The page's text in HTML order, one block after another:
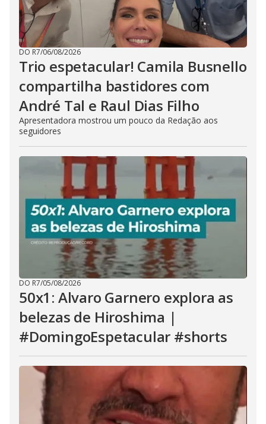
DO R7/06/08/2026
Trio espetacular! Camila Busnello
compartilha bastidores com
André Tal e Raul Dias Filho
Apresentadora mostrou um pouco da Redação aos
seguidores
DO R7/05/08/2026
50x1: Alvaro Garnero explora as
belezas de Hiroshima |
#DomingoEspetacular #shorts